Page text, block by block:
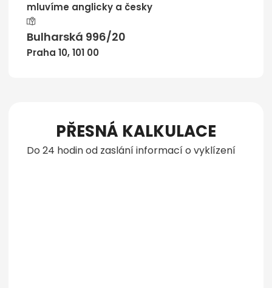
mluvíme anglicky a česky
Bulharská 996/20
Praha 10, 101 00
PŘESNÁ KALKULACE
Do 24 hodin od zaslání informací o vyklízení